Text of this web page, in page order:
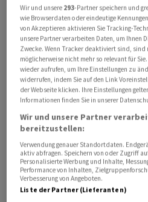
Sachsens Ministerpräsident
nach der Ankündigung des
Burger, die Schliessung eines
vorzubereiten, den Druck
erhöht. «Es ist unerträglich,
deutsche Industrie so in
CDU-Politiker am Freitag.
hätten einen konkreten
heimischen Wirtschaft
Bundesregierung beim
einigen.
Wir und unsere 293-Partner speichern und
wie Browserdaten oder eindeutige
von Akzeptieren aktivieren Sie Tracking-
unsere Partner verarbeiten Daten, um Ihnen
Zwecke. Wenn Tracker deaktiviert sind, sind
möglicherweise nicht mehr so relevant für
wieder aufrufen, um Ihre Einstellungen zu
widerrufen, indem Sie auf den Link
der Webseite klicken. Ihre Einstellungen
Informationen finden Sie in unserer
Wir und unsere Partner
bereitzustellen:
Verwendung genauer Standortdaten.
aktiv abfragen. Speichern von oder Zugriff
Personalisierte Werbung und Inhalte,
Performance von Inhalten,
Verbesserung von Angeboten.
Liste der Partner (Lieferanten)